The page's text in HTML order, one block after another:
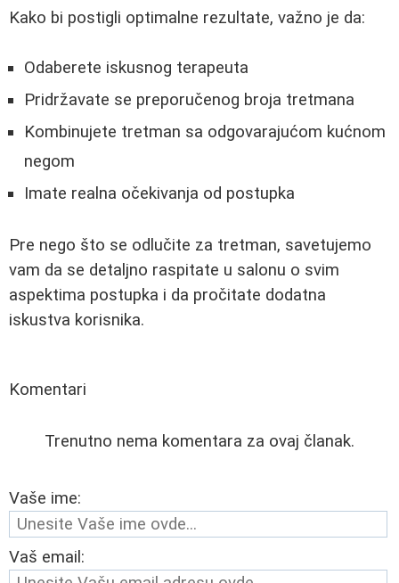
Kako bi postigli optimalne rezultate, važno je da:
Odaberete iskusnog terapeuta
Pridržavate se preporučenog broja tretmana
Kombinujete tretman sa odgovarajućom kućnom
negom
Imate realna očekivanja od postupka
Pre nego što se odlučite za tretman, savetujemo
vam da se detaljno raspitate u salonu o svim
aspektima postupka i da pročitate dodatna
iskustva korisnika.
Komentari
Trenutno nema komentara za ovaj članak.
Vaše ime:
Vaš email: